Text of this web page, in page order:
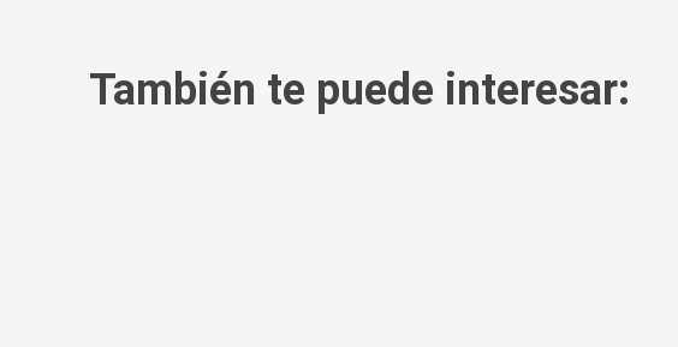
También te puede interesar: